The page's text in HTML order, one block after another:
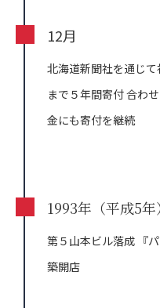
12月
北海道新聞社を通じ
まで５年間寄付合わ
金にも寄付を継続
1993年（平成5年
第５山本ビル落成 『
築開店